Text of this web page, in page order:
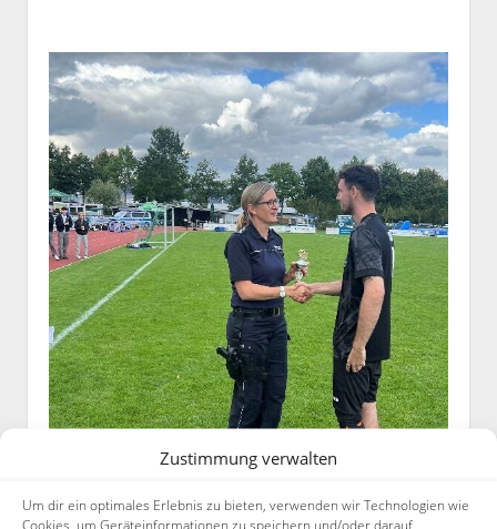
Zustimmung verwalten
Um dir ein optimales Erlebnis zu bieten, verwenden wir Technologien wie
Cookies, um Geräteinformationen zu speichern und/oder darauf